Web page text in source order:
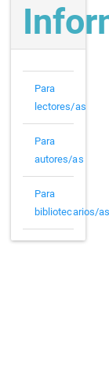
Para
lectores/as
Para
autores/as
Para
bibliotecarios/